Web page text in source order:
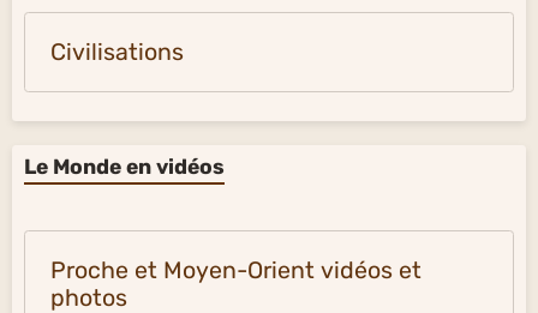
Civilisations
Le Monde en vidéos
Proche et Moyen-Orient vidéos et
photos